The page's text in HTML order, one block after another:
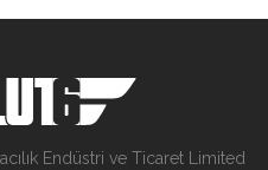
Endüstri ve Ticaret Limited